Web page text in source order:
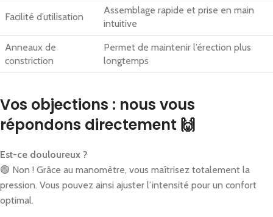
Facilité d’utilisation
Assemblage rapide et prise en main
intuitive
Anneaux de
constriction
Permet de maintenir l’érection plus
longtemps
Vos objections : nous vous
répondons directement 🙌
Est-ce douloureux ?
🟢 Non ! Grâce au manomètre, vous maîtrisez totalement la
pression. Vous pouvez ainsi ajuster l’intensité pour un confort
optimal.